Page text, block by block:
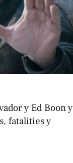
y Ed Boon y
fatalities y